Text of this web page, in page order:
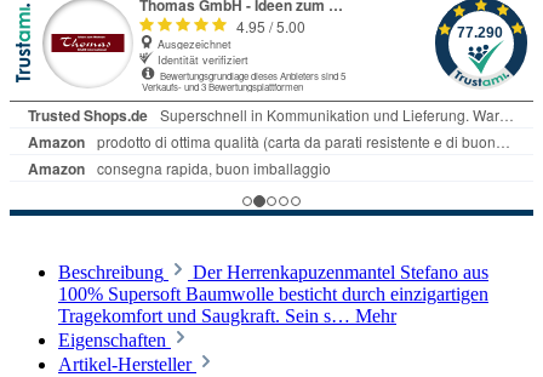
Beschreibung
Der Herrenkapuzenmantel Stefano aus
100% Supersoft Baumwolle besticht durch einzigartigen
Tragekomfort und Saugkraft. Sein s… Mehr
Eigenschaften
Artikel-Hersteller